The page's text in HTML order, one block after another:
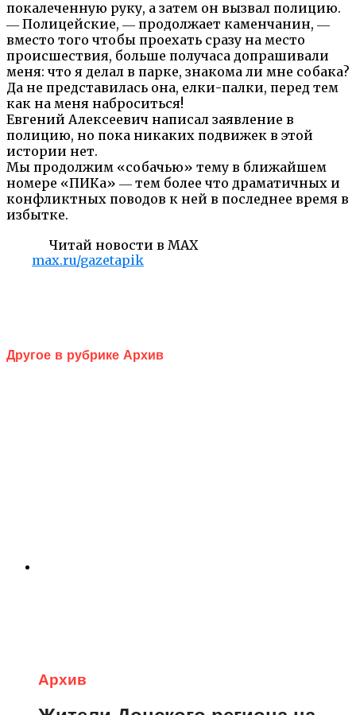
покалеченную руку, а затем он вызвал полицию.
― Полицейские, ― продолжает каменчанин, ―
вместо того чтобы проехать сразу на место
происшествия, больше получаса допрашивали
меня: что я делал в парке, знакома ли мне собака?
Да не представилась она, елки-палки, перед тем
как на меня наброситься!
Евгений Алексеевич написал заявление в
полицию, но пока никаких подвижек в этой
истории нет.
Мы продолжим «собачью» тему в ближайшем
номере «ПИКа» ― тем более что драматичных и
конфликтных поводов к ней в последнее время в
избытке.
Читай новости в MAX
max.ru/gazetapik
Другое в рубрике Архив
Архив